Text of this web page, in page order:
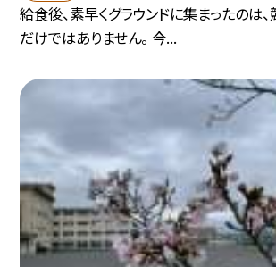
給食後、素早くグラウンドに集まったのは
だけではありません。 今...